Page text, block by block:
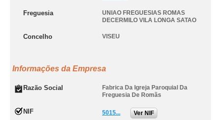
Freguesia
UNIAO FREGUESIAS ROMAS
DECERMILO VILA LONGA SATAO
Concelho VISEU
Informações da Empresa
Razão Social
Fabrica Da Igreja Paroquial Da
Freguesia De Romãs
NIF 5015... Ver NIF